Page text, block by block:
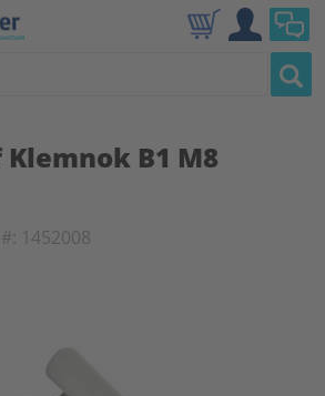
B1 M8
1452008